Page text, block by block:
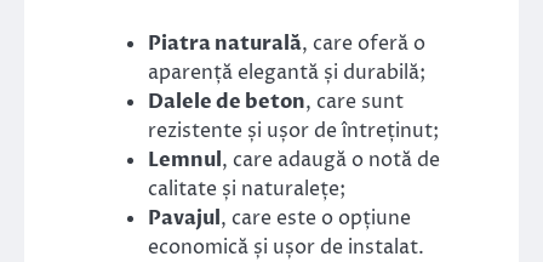
Piatra naturală, care oferă o
aparență elegantă și durabilă;
Dalele de beton, care sunt
rezistente și ușor de întreținut;
Lemnul, care adaugă o notă de
calitate și naturalețe;
Pavajul, care este o opțiune
economică și ușor de instalat.